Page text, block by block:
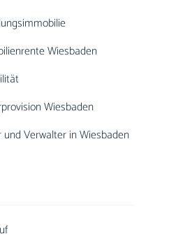
Wiesbaden
Wiesbaden
und Verwalter in Wiesbaden